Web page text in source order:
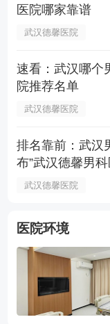
医院哪家靠谱
武汉德馨医院
速看：武汉哪个
院推荐名单
武汉德馨医院
排名靠前：武汉
布”武汉德馨男
武汉德馨医院
医院环境